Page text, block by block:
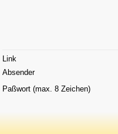
Link
Absender
Paßwort (max. 8 Zeichen)